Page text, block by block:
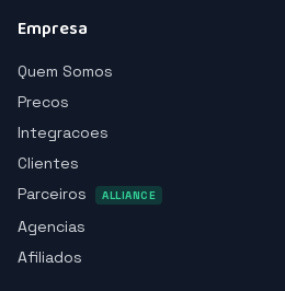
Empresa
Quem Somos
Precos
Integracoes
Clientes
Parceiros
ALLIANCE
Agencias
Afiliados